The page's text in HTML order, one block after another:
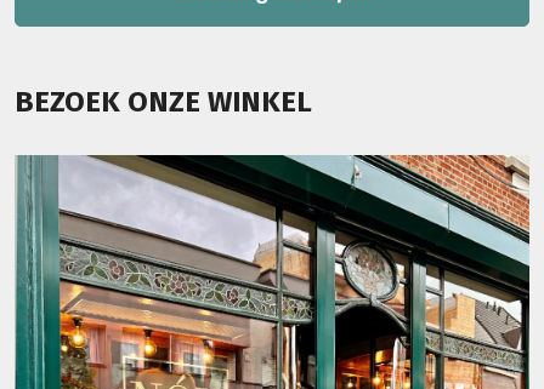
BEZOEK ONZE WINKEL